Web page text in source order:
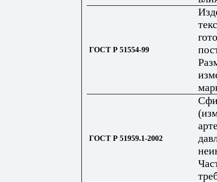
ГОСТ Р 51554-99
ГОСТ Р 51959.1-2002